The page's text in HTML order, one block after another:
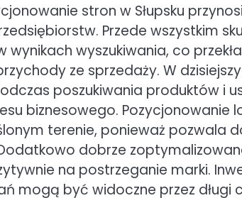
stron w Słupsku
Przede wszystkim
wyszukiwania, co
ze sprzedaży. W
poszukiwania produktów i
biznesowego. Pozycjonowanie
terenie, ponieważ pozwala
dobrze
na postrzeganie marki.
mogą być widoczne przez długi